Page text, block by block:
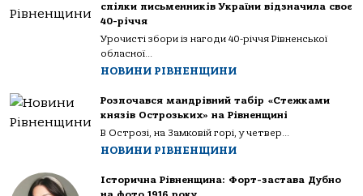
спілки письменників України відзначила своє
40-річчя
Урочисті збори із нагоди 40-річчя Рівненської
обласної...
НОВИНИ РІВНЕНЩИНИ
Розпочався мандрівний табір «Стежками
князів Острозьких» на Рівненщині
В Острозі, на Замковій горі, у четвер...
НОВИНИ РІВНЕНЩИНИ
Історична Рівненщина: Форт-застава Дубно